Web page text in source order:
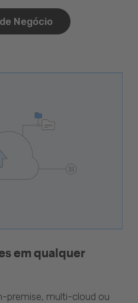
Negócio
em qualquer
premise, multi-cloud ou